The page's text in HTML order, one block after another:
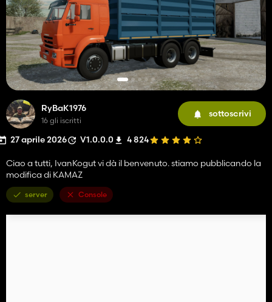
RyBaK1976
16 gli iscritti
sottoscrivi
27 aprile 2026 V1.0.0.0 4 824
Ciao a tutti, IvanKogut vi dà il benvenuto. stiamo pubblicando la
modifica di KAMAZ
server Console